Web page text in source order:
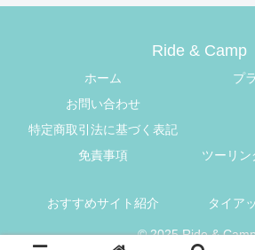
Ride & Camp
ホーム
プ
お問い合わせ
特定商取引法に基づく表記
免責事項
ツーリン
おすすめサイト紹介
タイア
© 2025 Ride &